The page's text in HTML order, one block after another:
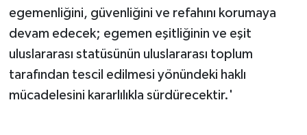
egemenliğini, güvenliğini ve refahını korumaya
devam edecek; egemen eşitliğinin ve eşit
uluslararası statüsünün uluslararası toplum
tarafından tescil edilmesi yönündeki haklı
mücadelesini kararlılıkla sürdürecektir.'